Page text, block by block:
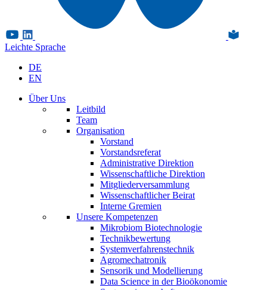
Leichte Sprache
DE
EN
Über Uns
Leitbild
Team
Organisation
Vorstand
Vorstandsreferat
Administrative Direktion
Wissenschaftliche Direktion
Mitgliederversammlung
Wissenschaftlicher Beirat
Interne Gremien
Unsere Kompetenzen
Mikrobiom Biotechnologie
Technikbewertung
Systemverfahrenstechnik
Agromechatronik
Sensorik und Modellierung
Data Science in der Bioökonomie